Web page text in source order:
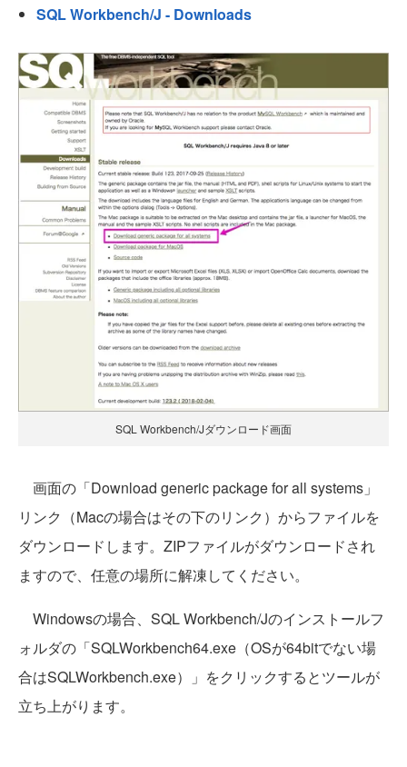
SQL Workbench/J - Downloads
SQL Workbench/Jダウンロード画面
画面の「Download generic package for all systems」
リンク（Macの場合はその下のリンク）からファイルを
ダウンロードします。ZIPファイルがダウンロードされ
ますので、任意の場所に解凍してください。
Windowsの場合、SQL Workbench/Jのインストールフ
ォルダの「SQLWorkbench64.exe（OSが64bitでない場
合はSQLWorkbench.exe）」をクリックするとツールが
立ち上がります。